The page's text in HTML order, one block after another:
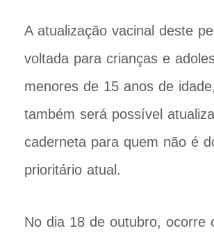
A atualização vacinal deste
voltada para crianças e
menores de 15 anos de
também será possível
caderneta para quem não é
prioritário atual.
No dia 18 de outubro, ocorre